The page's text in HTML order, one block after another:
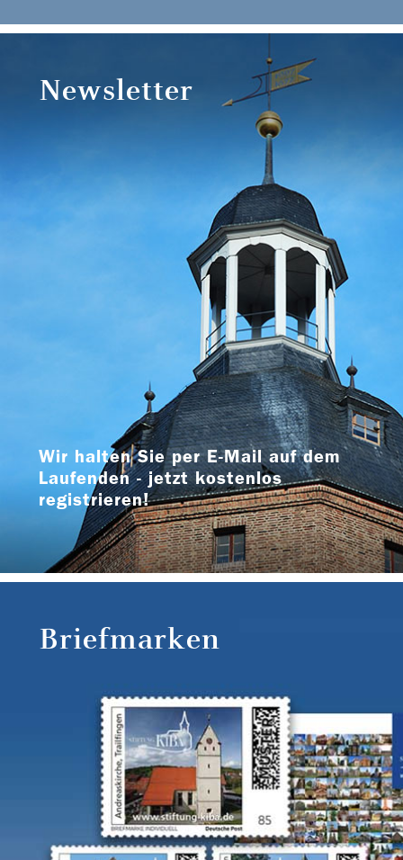
Newsletter
Wir halten Sie per E-Mail auf dem
Laufenden - jetzt kostenlos
registrieren!
Briefmarken